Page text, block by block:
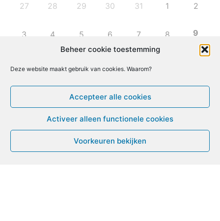
Beheer cookie toestemming
Deze website maakt gebruik van cookies. Waarom?
Accepteer alle cookies
Activeer alleen functionele cookies
Voorkeuren bekijken
27 28 29 30 31 1 2
3 4 5 6 7 8 9
21
25 26 27 28 29